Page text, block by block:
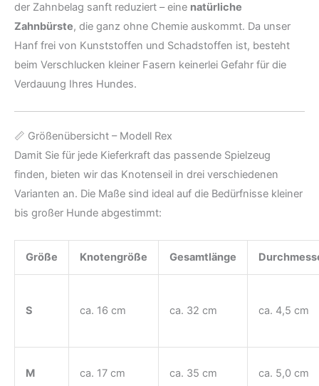
der Zahnbelag sanft reduziert – eine natürliche
Zahnbürste, die ganz ohne Chemie auskommt. Da unser
Hanf frei von Kunststoffen und Schadstoffen ist, besteht
beim Verschlucken kleiner Fasern keinerlei Gefahr für die
Verdauung Ihres Hundes.
📏 Größenübersicht – Modell Rex
Damit Sie für jede Kieferkraft das passende Spielzeug
finden, bieten wir das Knotenseil in drei verschiedenen
Varianten an. Die Maße sind ideal auf die Bedürfnisse kleiner
bis großer Hunde abgestimmt:
Größe Knotengröße Gesamtlänge
S ca. 16 cm ca. 32 cm ca. 4,5 cm
M ca. 17 cm ca. 35 cm ca. 5,0 cm